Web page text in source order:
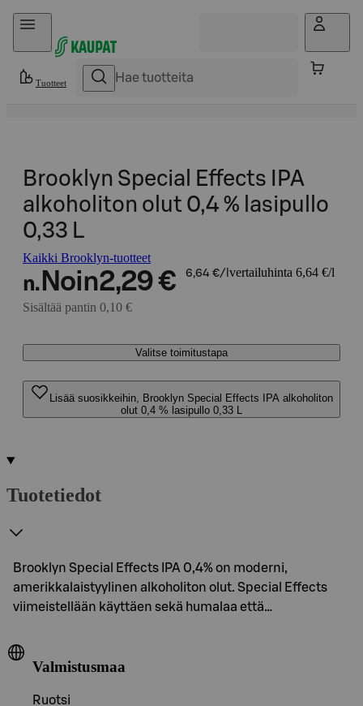
Hyppää sisältöön
Tuotteet
Brooklyn Special Effects IPA
alkoholiton olut 0,4 % lasipullo
0,33 L
Kaikki Brooklyn-tuotteet
n. Noin2,29 € 6,64 €/l vertailuhinta 6,64 €/l
Sisältää pantin 0,10 €
Valitse toimitustapa
Lisää suosikkeihin, Brooklyn Special Effects IPA alkoholiton
olut 0,4 % lasipullo 0,33 L
Tuotetiedot
Brooklyn Special Effects IPA 0,4% on moderni,
amerikkalaistyylinen alkoholiton olut. Special Effects
viimeistellään käyttäen sekä humalaa että…
Valmistusmaa
Ruotsi